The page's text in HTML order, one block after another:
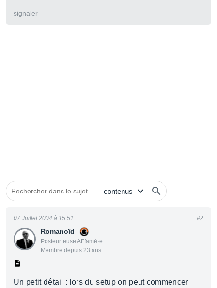
signaler
Romanoïd
Posteur·euse AFfamé·e
Membre depuis 23 ans
07 Juillet 2004 à 15:51 #2
Un petit détail : lors du setup on peut commencer